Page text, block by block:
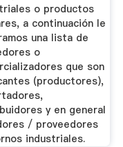
o productos
a continuación le
una lista de
o
que son
(productores),
y en general
/ proveedores
industriales.